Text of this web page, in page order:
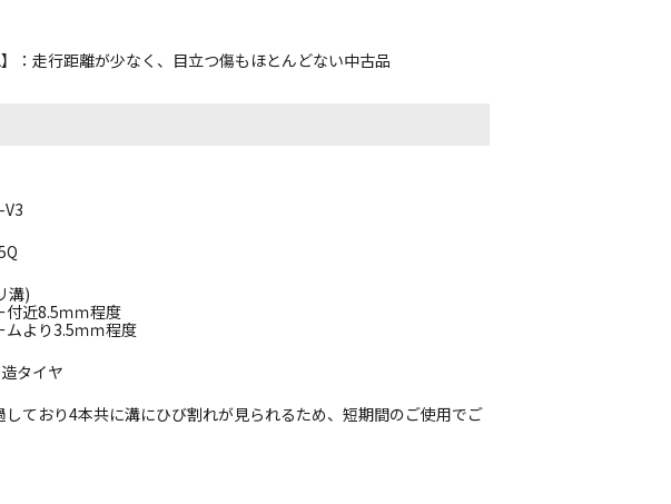
】：走行距離が少なく、目立つ傷もほとんどない中古品
溝)
付近8.5ｍｍ程度
ムより3.5ｍｍ程度
タイヤ
しており4本共に溝にひび割れが見られるため、短期間のご使用でご